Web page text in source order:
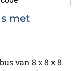
met
van 8 x 8 x 8